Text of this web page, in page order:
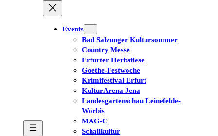
Events
Bad Salzunger Kultursommer
Country Messe
Erfurter Herbstlese
Goethe-Festwoche
Krimifestival Erfurt
KulturArena Jena
Landesgartenschau Leinefelde-
Worbis
MAG-C
Schallkultur